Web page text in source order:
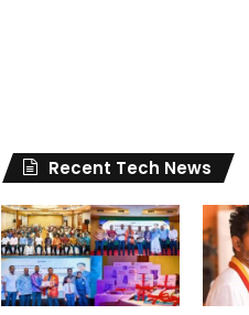
Recent Tech News